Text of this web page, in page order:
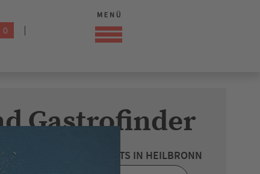
0
Gastrofinder
ODER RESTAURANTS IN HEILBRONN